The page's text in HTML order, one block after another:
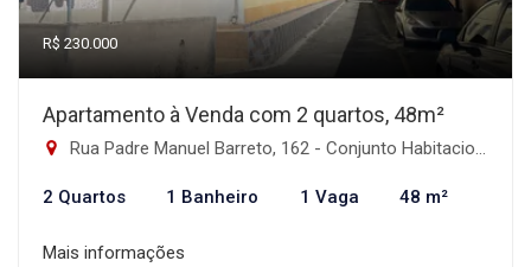
R$ 230.000
Apartamento à Venda com 2 quartos, 48m²
Rua Padre Manuel Barreto, 162 - Conjunto Habitacional Padre Manoel da Nóbrega, São Paulo-SP
2 Quartos 1 Banheiro 1 Vaga 48 m²
Mais informações